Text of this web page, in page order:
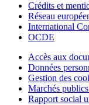
Crédits et
Réseau
International
OCDE
Accès aux
Données
Gestion des
Marchés
Rapport social